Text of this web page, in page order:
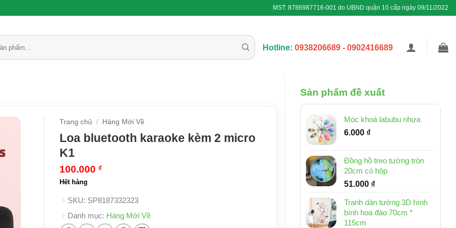
MST: 8786987716-001 do UBND quận 10 cấp ngày 09/11/2022
Hotline: 0938206689 - 0902416689
Sản phẩm đề xuất
Móc khoá labubu nhựa
6.000 ₫
Đồng hồ treo tường tròn
20cm có hộp
51.000 ₫
Tranh dán tường 3D hình
bình hoa đào 70cm *
115cm
Trang chủ / Hàng Mới Về
Loa bluetooth karaoke kèm 2 micro
K1
100.000 ₫
Hết hàng
SKU: SP8187332323
Danh mục: Hàng Mới Về